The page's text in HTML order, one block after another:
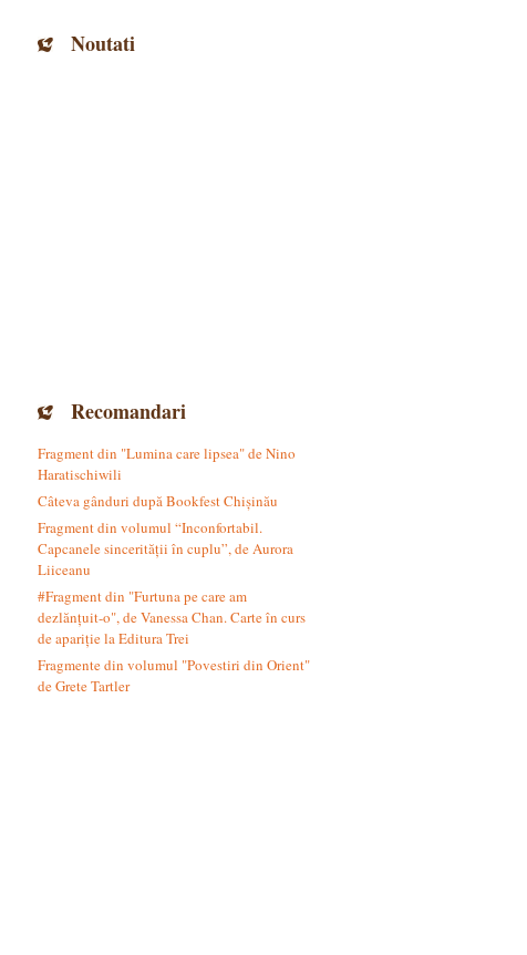
Noutati
Recomandari
Fragment din "Lumina care lipsea" de Nino
Haratischiwili
Câteva gânduri după Bookfest Chișinău
Fragment din volumul “Inconfortabil.
Capcanele sincerității în cuplu”, de Aurora
Liiceanu
#Fragment din "Furtuna pe care am
dezlănțuit-o", de Vanessa Chan. Carte în curs
de apariție la Editura Trei
Fragmente din volumul "Povestiri din Orient"
de Grete Tartler